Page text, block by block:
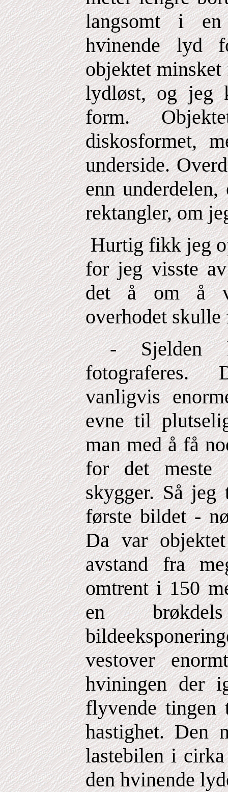
langsomt i
hvinende lyd
objektet
lydløst, og jeg
form.
diskosformet,
underside.
enn
rektangler, om
Hurtig fikk jeg
for jeg visste
det å om å
overhodet
- Sjelden
fotograferes.
vanligvis
evne til
man med å få
for det meste
skygger. Så
første bildet -
Da var
avstand fra
omtrent i 150
en
vestover
hviningen der
flyvende tingen
hastighet. Den
lastebilen i
den hvinende